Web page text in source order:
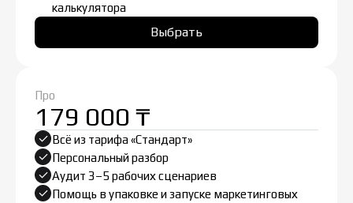
калькулятора
Выбрать
Про
179 000 ₸
Всё из тарифа «Стандарт»
Персональный разбор
Аудит 3–5 рабочих сценариев
Помощь в упаковке и запуске маркетинговых